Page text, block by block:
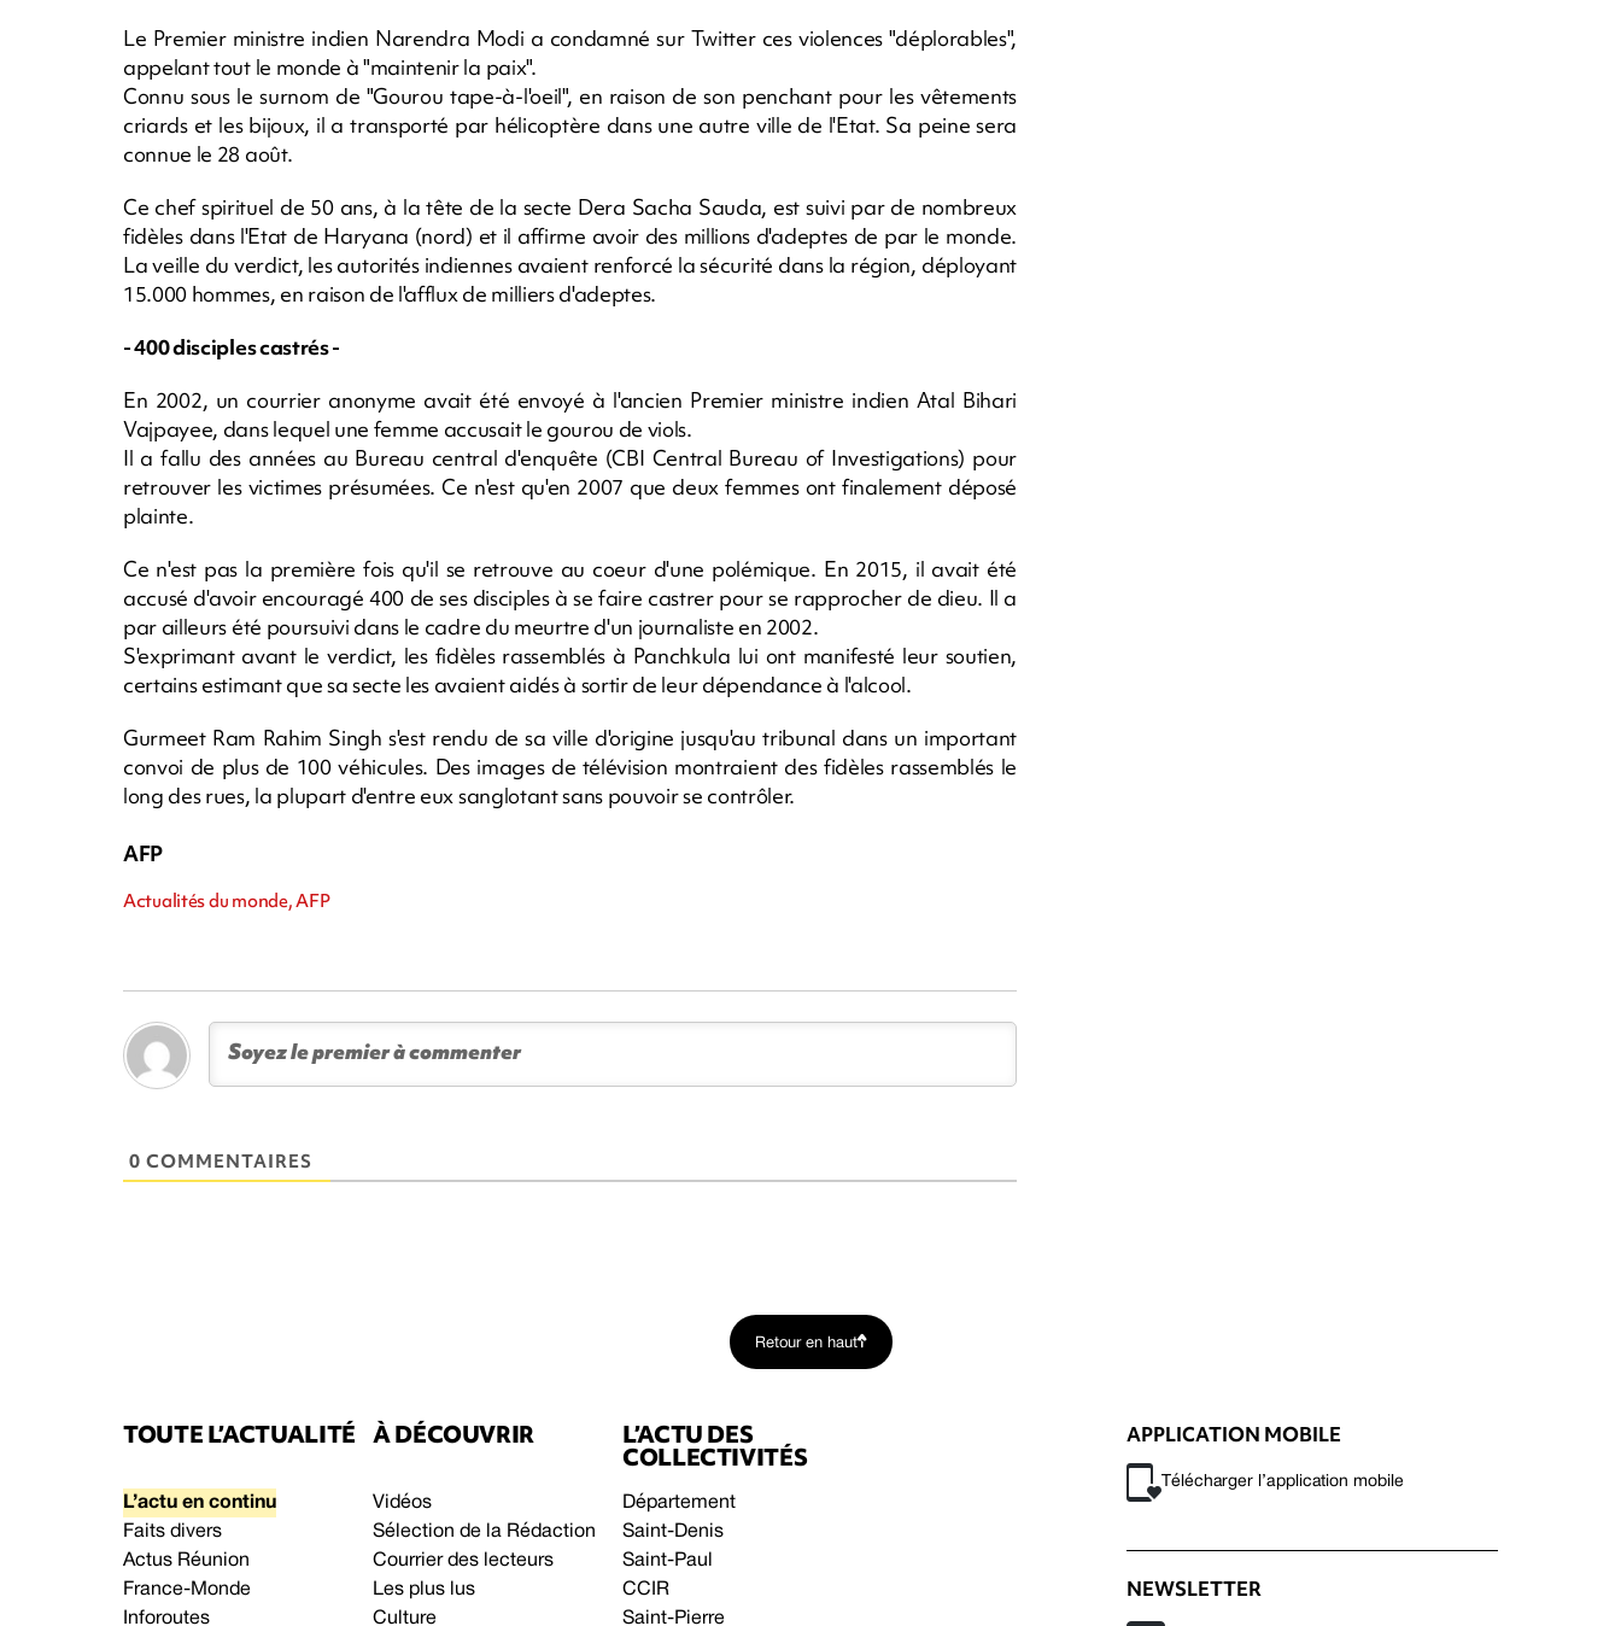
Le Premier ministre indien Narendra Modi a condamné sur Twitter ces violences "déplorables",
appelant tout le monde à "maintenir la paix".
Connu sous le surnom de "Gourou tape-à-l'oeil", en raison de son penchant pour les vêtements
criards et les bijoux, il a transporté par hélicoptère dans une autre ville de l'Etat. Sa peine sera
connue le 28 août.
Ce chef spirituel de 50 ans, à la tête de la secte Dera Sacha Sauda, est suivi par de nombreux
fidèles dans l'Etat de Haryana (nord) et il affirme avoir des millions d'adeptes de par le monde.
La veille du verdict, les autorités indiennes avaient renforcé la sécurité dans la région, déployant
15.000 hommes, en raison de l'afflux de milliers d'adeptes.
- 400 disciples castrés -
En 2002, un courrier anonyme avait été envoyé à l'ancien Premier ministre indien Atal Bihari
Vajpayee, dans lequel une femme accusait le gourou de viols.
Il a fallu des années au Bureau central d'enquête (CBI Central Bureau of Investigations) pour
retrouver les victimes présumées. Ce n'est qu'en 2007 que deux femmes ont finalement déposé
plainte.
Ce n'est pas la première fois qu'il se retrouve au coeur d'une polémique. En 2015, il avait été
accusé d'avoir encouragé 400 de ses disciples à se faire castrer pour se rapprocher de dieu. Il a
par ailleurs été poursuivi dans le cadre du meurtre d'un journaliste en 2002.
S'exprimant avant le verdict, les fidèles rassemblés à Panchkula lui ont manifesté leur soutien,
certains estimant que sa secte les avaient aidés à sortir de leur dépendance à l'alcool.
Gurmeet Ram Rahim Singh s'est rendu de sa ville d'origine jusqu'au tribunal dans un important
convoi de plus de 100 véhicules. Des images de télévision montraient des fidèles rassemblés le
long des rues, la plupart d'entre eux sanglotant sans pouvoir se contrôler.
AFP
Actualités du monde, AFP
0 COMMENTAIRES
Retour en haut
TOUTE L’ACTUALITÉ
L’actu en continu
Faits divers
Actus Réunion
France-Monde
Inforoutes
À DÉCOUVRIR
Vidéos
Sélection de la Rédaction
Courrier des lecteurs
Les plus lus
Culture
L’ACTU DES
COLLECTIVITÉS
Département
Saint-Denis
Saint-Paul
CCIR
Saint-Pierre
APPLICATION MOBILE
Télécharger l’application mobile
NEWSLETTER